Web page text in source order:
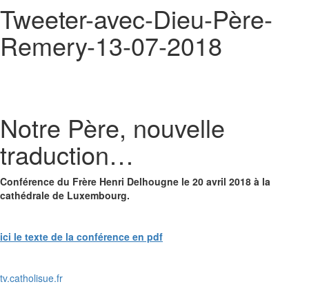
Tweeter-avec-Dieu-Père-
Remery-13-07-2018
Notre Père, nouvelle
traduction…
Conférence du Frère Henri Delhougne le 20 avril 2018 à la
cathédrale de Luxembourg.
ici le texte de la conférence en pdf
tv.catholisue.fr